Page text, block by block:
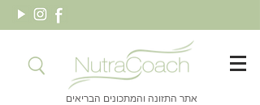
אתר התזונה והמתכונים הבריאים